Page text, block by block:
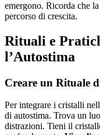
emergono. Ricorda che
percorso di crescita.
Rituali e
l’Autostima
Creare un Rituale
Per integrare i cristalli
di autostima. Trova un
distrazioni. Tieni il